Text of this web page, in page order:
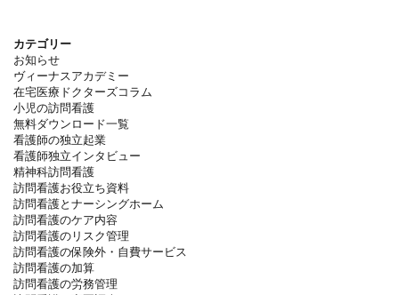
カテゴリー
お知らせ
ヴィーナスアカデミー
在宅医療ドクターズコラム
小児の訪問看護
無料ダウンロード一覧
看護師の独立起業
看護師独立インタビュー
精神科訪問看護
訪問看護お役立ち資料
訪問看護とナーシングホーム
訪問看護のケア内容
訪問看護のリスク管理
訪問看護の保険外・自費サービス
訪問看護の加算
訪問看護の労務管理